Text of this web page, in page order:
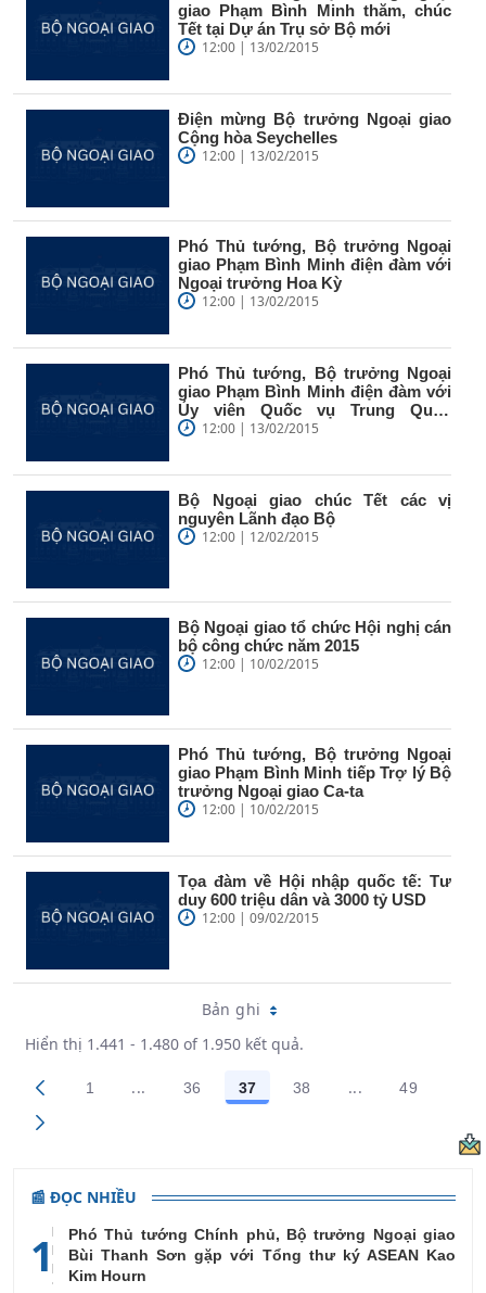
giao Phạm Bình Minh thăm, chúc
Tết tại Dự án Trụ sở Bộ mới
12:00 | 13/02/2015
Điện mừng Bộ trưởng Ngoại giao
Cộng hòa Seychelles
12:00 | 13/02/2015
Phó Thủ tướng, Bộ trưởng Ngoại
giao Phạm Bình Minh điện đàm với
Ngoại trưởng Hoa Kỳ
12:00 | 13/02/2015
Phó Thủ tướng, Bộ trưởng Ngoại
giao Phạm Bình Minh điện đàm với
Ủy viên Quốc vụ Trung Quốc
Dương...
12:00 | 13/02/2015
Bộ Ngoại giao chúc Tết các vị
nguyên Lãnh đạo Bộ
12:00 | 12/02/2015
Bộ Ngoại giao tổ chức Hội nghị cán
bộ công chức năm 2015
12:00 | 10/02/2015
Phó Thủ tướng, Bộ trưởng Ngoại
giao Phạm Bình Minh tiếp Trợ lý Bộ
trưởng Ngoại giao Ca-ta
12:00 | 10/02/2015
Tọa đàm về Hội nhập quốc tế: Tư
duy 600 triệu dân và 3000 tỷ USD
12:00 | 09/02/2015
Bản ghi
Hiển thị 1.441 - 1.480 of 1.950 kết quả.
Các trang trên cổng
1 ...Trang trung gian Use TAB to navigate.
Các trang trên cổng
36 Các trang trên cổng
37 Các trang trên cổng
38 ...Trang trungCác trang
49
📰 ĐỌC NHIỀU
1
Phó Thủ tướng Chính phủ, Bộ trưởng Ngoại giao
Bùi Thanh Sơn gặp với Tổng thư ký ASEAN Kao
Kim Hourn